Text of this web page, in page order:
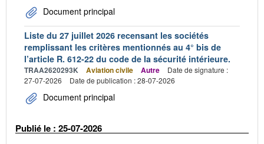
Document principal
Liste du 27 juillet 2026 recensant les sociétés
remplissant les critères mentionnés au 4° bis de
l’article R. 612-22 du code de la sécurité intérieure.
TRAA2620293K Aviation civile Autre
Date de signature :
27-07-2026
Date de publication : 28-07-2026
Document principal
Publié le : 25-07-2026